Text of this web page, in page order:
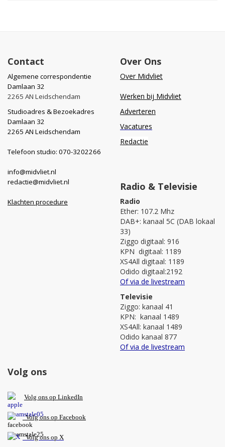
Contact
Algemene correspondentie
Damlaan 32
2265 AN Leidschendam
Studioadres & Bezoekadres
Damlaan 32
2265 AN Leidschendam
Telefoon studio: 070-3202266
info@midvliet.nl
redactie@midvliet.nl
Klachten procedure
Over Ons
Over Midvliet
Werken bij Midvliet
Adverteren
Vacatures
Redactie
Radio & Televisie
Radio
Ether: 107.2 Mhz
DAB+: kanaal 5C (DAB lokaal
33)
Ziggo digitaal: 916
KPN digitaal: 1189
XS4All digitaal: 1189
Odido digitaal:2192
Of via de livestream
Televisie
Ziggo: kanaal 41
KPN: kanaal 1489
XS4All: kanaal 1489
Odido kanaal 877
Of via de livestream
Volg ons
Volg ons op LinkedIn
Volg ons op Facebook
Volg ons op X